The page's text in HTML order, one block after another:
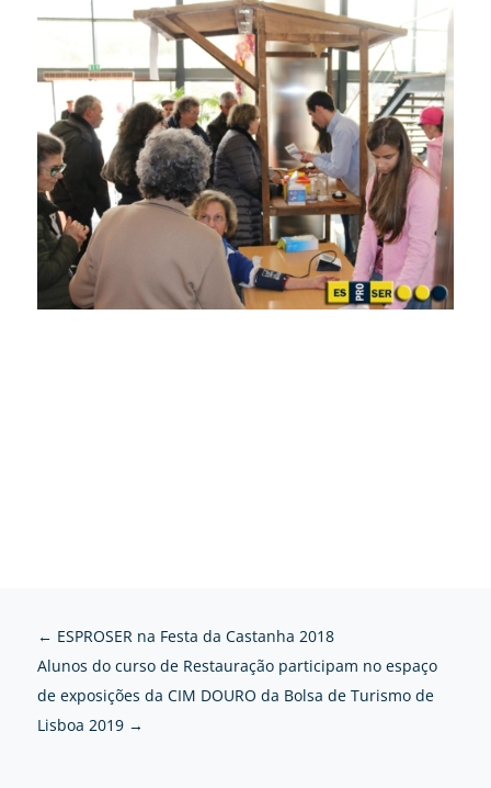
← ESPROSER na Festa da Castanha 2018
Alunos do curso de Restauração participam no espaço
de exposições da CIM DOURO da Bolsa de Turismo de
Lisboa 2019→